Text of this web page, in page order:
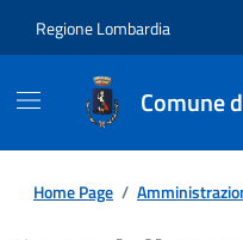
Regione Lombardia
Comune
Home Page /